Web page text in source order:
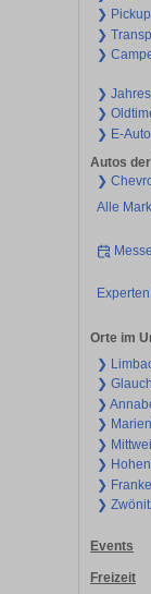
❯ Pickup
❯
❯
❯
❯
❯ E-Auto
Autos
❯
Alle
Orte im
❯
❯
❯
❯
❯
❯
❯
❯
Events
Freizeit